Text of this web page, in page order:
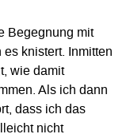
Begegnung mit
knistert. Inmitten
wie damit
Als ich dann
dass ich das
nicht